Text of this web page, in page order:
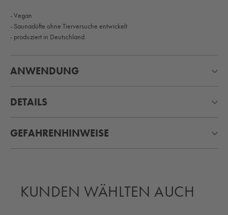
- Vegan
- Saunadüfte ohne Tierversuche entwickelt
- produziert in Deutschland
ANWENDUNG
DETAILS
GEFAHRENHINWEISE
KUNDEN WÄHLTEN AUCH